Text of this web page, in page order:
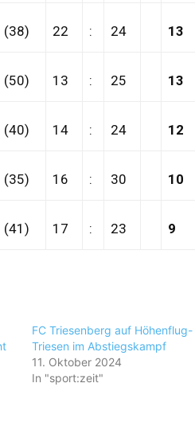
(38) 22 : 24 13
(50) 13 : 25 13
(40) 14 : 24 12
(35) 16 : 30 10
(41) 17 : 23 9
FC Triesenberg auf Höhenflug-
Triesen im Abstiegskampf
11. Oktober 2024
In "sport:zeit"